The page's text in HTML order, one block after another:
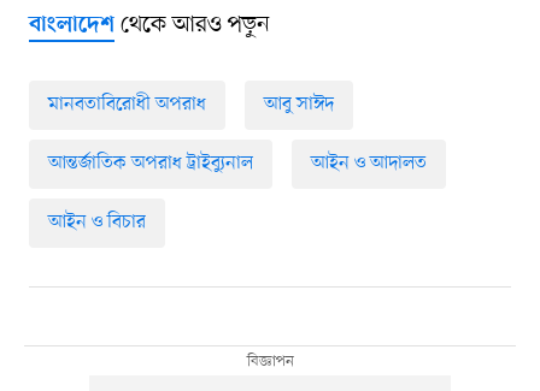
বাংলাদেশথেকে আরও পড়ুন
মানবতাবিরোধী অপরাধ আবু সাঈদ
আন্তর্জাতিক অপরাধ ট্রাইব্যুনাল আইন ও আদালত
আইন ও বিচার